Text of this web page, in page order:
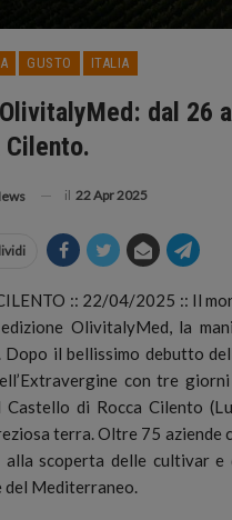
GUSTO ITALIA
dal 26
Cilento.
il 22 Apr 2025
:: 22/04/2025 :: Il
OlivitalyMed, la
Dopo il bellissimo debutto
con tre
Castello di Rocca Cilento
terra.Oltre 75 aziende
alla scoperta delle cultivar
del Mediterraneo.